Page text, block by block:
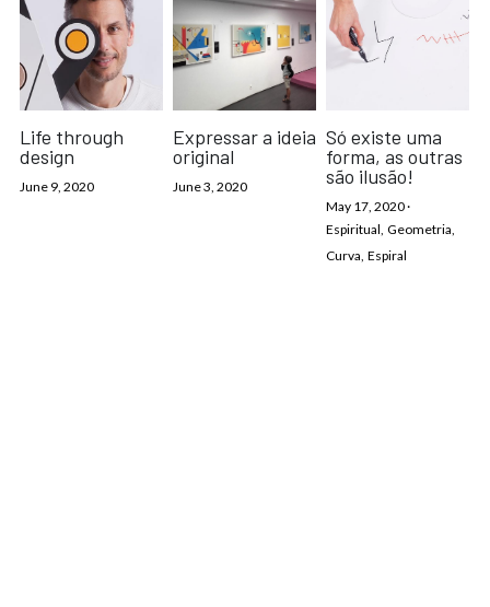
Life through
design
June 9, 2020
Expressar a ideia
original
June 3, 2020
Só existe uma
forma, as outras
são ilusão!
May 17, 2020·
Espiritual, Geometria,
Curva, Espiral